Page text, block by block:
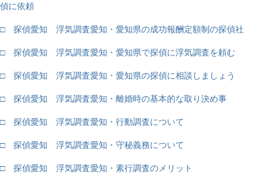
偵に依頼
□ 探偵愛知 浮気調査愛知・愛知県の成功報酬定額制の探偵社
□ 探偵愛知 浮気調査愛知・愛知県で探偵に浮気調査を頼む
□ 探偵愛知 浮気調査愛知・愛知県の探偵に相談しましょう
□ 探偵愛知 浮気調査愛知・離婚時の基本的な取り決め事
□ 探偵愛知 浮気調査愛知・行動調査について
□ 探偵愛知 浮気調査愛知・守秘義務について
□ 探偵愛知 浮気調査愛知・素行調査のメリット